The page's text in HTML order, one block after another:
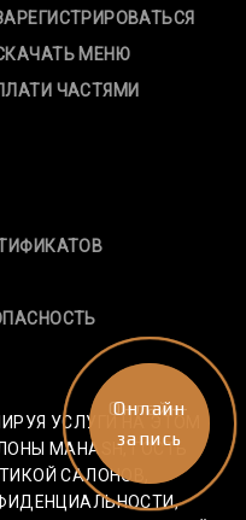
МЕНЮ
ЧАСТЯМИ
УСЛУГИ НА ЭТОМ
MAHASH, ГОСТЬ
САЛОНОВ,
Онлайн-
запись
Онлайн
запись